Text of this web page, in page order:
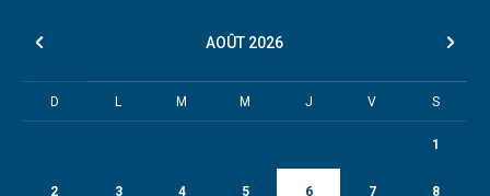
AOÛT 2026
D L M M J V S
1
2 3 4 5 6 7 8